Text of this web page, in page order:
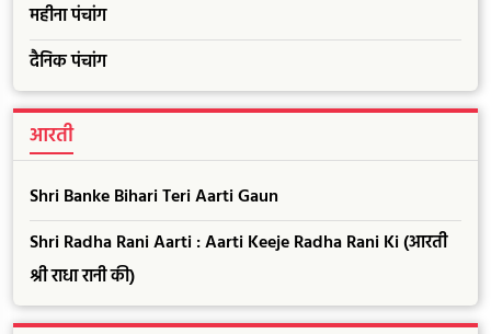
महीना पंचांग
दैनिक पंचांग
आरती
Shri Banke Bihari Teri Aarti Gaun
Shri Radha Rani Aarti : Aarti Keeje Radha Rani Ki (आरती
श्री राधा रानी की)